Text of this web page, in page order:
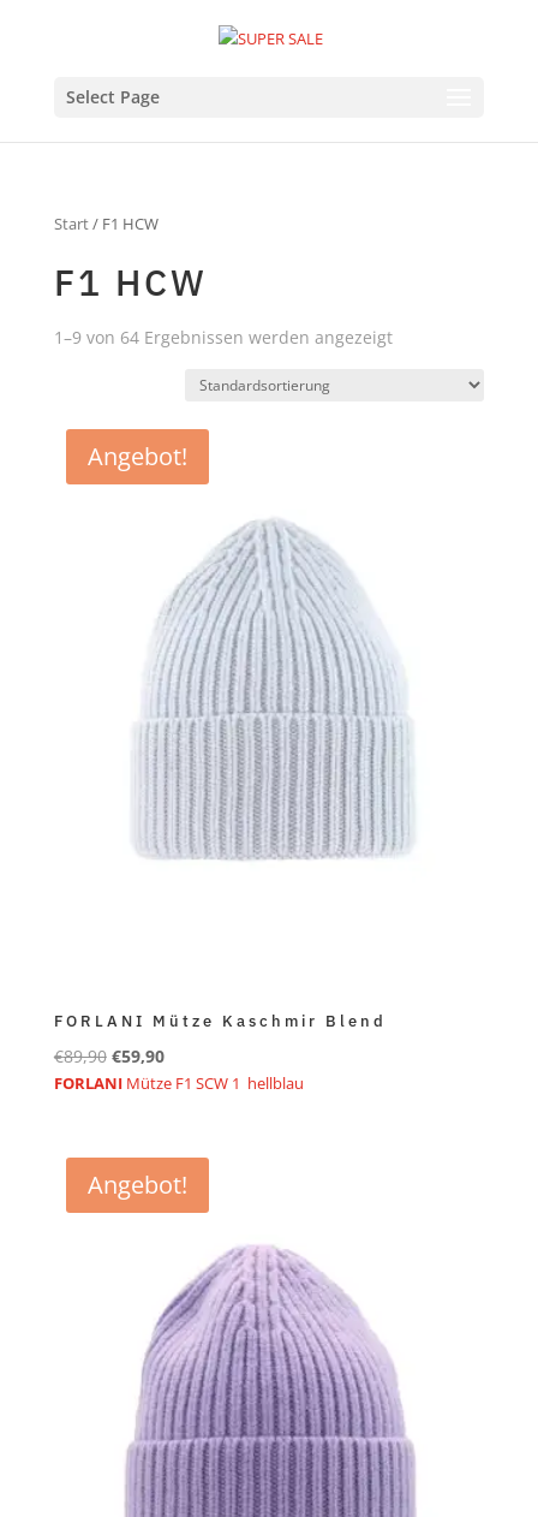
Select Page
Start/ F1 HCW
F1 HCW
1–9 von 64 Ergebnissen werden angezeigt
Angebot!
FORLANI Mütze Kaschmir Blend
€89,90 Ursprünglicher
Preis
€59,90Aktueller
Preis
FORLANI Mütze F1 SCW 1 hellblau
Angebot!